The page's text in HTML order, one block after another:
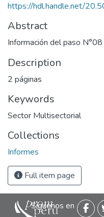
https://hdl.handle.net/
Abstract
Información del paso
Description
2 páginas
Keywords
Sector Multisectorial
Collections
Informes
Full item page
Siguenos en